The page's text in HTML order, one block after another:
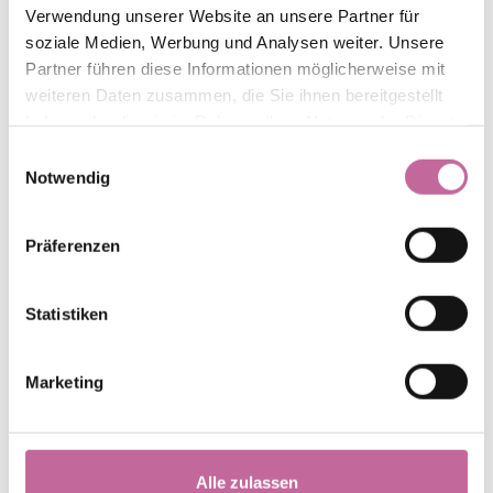
Verwendung unserer Website an unsere Partner für
soziale Medien, Werbung und Analysen weiter. Unsere
Partner führen diese Informationen möglicherweise mit
weiteren Daten zusammen, die Sie ihnen bereitgestellt
Notwendig
Präferenzen
Statistiken
Marketing
Alle zulassen
Das Gesicht ist das Aushängeschild jedes Menschen.
innovative Technologien und bleiben stets am Puls der